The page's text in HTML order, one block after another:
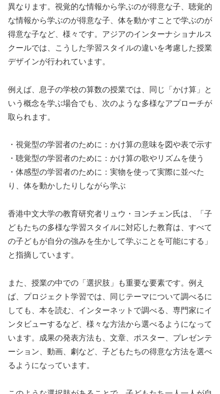
異なります。視覚的な情報から学ぶのが得意な子、聴覚的
な情報から学ぶのが得意な子、体を動かすことで学ぶのが
得意な子など、様々です。アジアのインターナショナルス
クールでは、こうした学習スタイルの違いを考慮した授業
デザインが行われています。
例えば、息子の学校の算数の授業では、同じ「かけ算」と
いう概念を学ぶ場合でも、次のような多様なアプローチが
取られます。
・視覚型の学習者のために：かけ算の意味を図や表で示す
・聴覚型の学習者のために：かけ算の歌やリズムを使う
・体感型の学習者のために：実物を使って実際に並べた
り、体を動かしたりしながら学ぶ
香港中文大学の教育研究者リュウ・ヨンチェン氏は、「子
どもたちの多様な学習スタイルに対応した教育は、すべて
の子どもが自分の強みを生かして学ぶことを可能にする」
と指摘しています。
また、授業の中での「選択肢」も重要な要素です。例え
ば、プロジェクト学習では、同じテーマについて調べるに
しても、本を読む、インターネットで調べる、専門家にイ
ンタビューするなど、様々な方法から選べるようになって
います。成果の発表方法も、文章、ポスター、プレゼンテ
ーション、動画、劇など、子どもたちの得意な方法を選べ
るようになっています。